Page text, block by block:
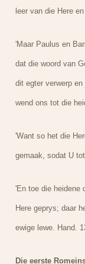
leer van die Here
'Maar Paulus en
dat die woord van
dit egter verwerp
wend ons tot die
'Want so het die
gemaak, sodat U
'En toe die heidene
Here geprys; daar
ewige lewe. Hand.
Die eerste